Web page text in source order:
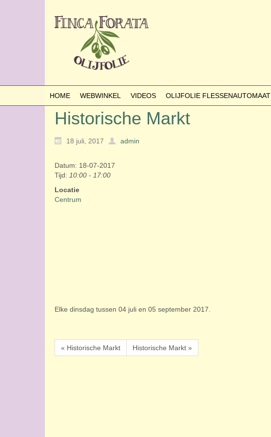
HOME WEBWINKEL VIDEOS OLIJFOLIE FLESSENAUTOMAAT
Historische Markt
18 juli, 2017 admin
Datum: 18-07-2017
Tijd: 10:00 - 17:00
Locatie
Centrum
Elke dinsdag tussen 04 juli en 05 september 2017.
« Historische Markt Historische Markt »